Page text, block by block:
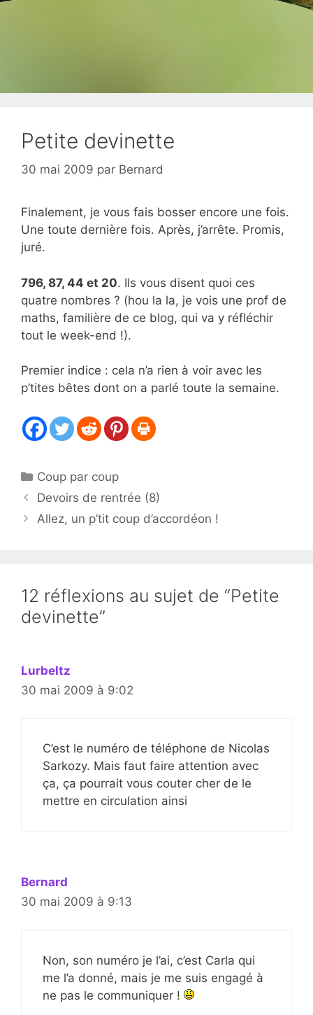
Petite devinette
30 mai 2009 par Bernard
Finalement, je vous fais bosser encore une fois.
Une toute dernière fois. Après, j’arrête. Promis,
juré.
796, 87, 44 et 20. Ils vous disent quoi ces
quatre nombres ? (hou la la, je vois une prof de
maths, familière de ce blog, qui va y réfléchir
tout le week-end !).
Premier indice : cela n’a rien à voir avec les
p’tites bêtes dont on a parlé toute la semaine.
Catégories
Coup par coup
Devoirs de rentrée (8)
Allez, un p’tit coup d’accordéon !
12 réflexions au sujet de “Petite
devinette”
Lurbeltz
30 mai 2009 à 9:02
C’est le numéro de téléphone de Nicolas
Sarkozy. Mais faut faire attention avec
ça, ça pourrait vous couter cher de le
mettre en circulation ainsi
Bernard
30 mai 2009 à 9:13
Non, son numéro je l’ai, c’est Carla qui
me l’a donné, mais je me suis engagé à
ne pas le communiquer !